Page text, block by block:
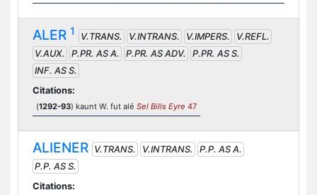
ALER 1 V.TRANS. V.INTRANS. V.IMPERS.
V.REFL.
V.AUX.
P.PR. AS A. P.PR. AS ADV.
P.PR. AS S.
INF. AS S.
Citations:
(1292-93) kaunt W. fut alé Sel Bills Eyre 47
ALIENER V.TRANS. V.INTRANS.
P.P. AS A.
P.P. AS S.
Citations: